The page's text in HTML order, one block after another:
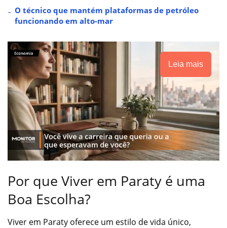
O técnico que mantém plataformas de petróleo
funcionando em alto-mar
Leia mais
Por que Viver em Paraty é uma
Boa Escolha?
Viver em Paraty oferece um estilo de vida único,